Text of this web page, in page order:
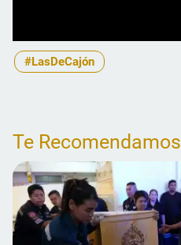
#LasDeCajón
Te Recomendamos